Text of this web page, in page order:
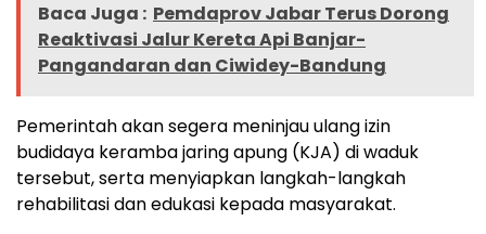
Baca Juga : Pemdaprov Jabar Terus Dorong
Reaktivasi Jalur Kereta Api Banjar-
Pangandaran dan Ciwidey-Bandung
Pemerintah akan segera meninjau ulang izin
budidaya keramba jaring apung (KJA) di waduk
tersebut, serta menyiapkan langkah-langkah
rehabilitasi dan edukasi kepada masyarakat.